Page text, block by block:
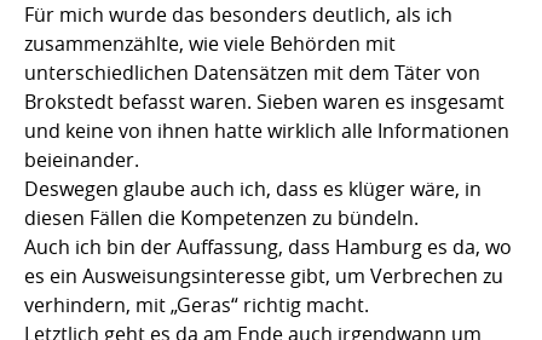
Für mich wurde das besonders deutlich, als ich
zusammenzählte, wie viele Behörden mit
unterschiedlichen Datensätzen mit dem Täter von
Brokstedt befasst waren. Sieben waren es insgesamt
und keine von ihnen hatte wirklich alle Informationen
beieinander.
Deswegen glaube auch ich, dass es klüger wäre, in
diesen Fällen die Kompetenzen zu bündeln.
Auch ich bin der Auffassung, dass Hamburg es da, wo
es ein Ausweisungsinteresse gibt, um Verbrechen zu
verhindern, mit „Geras“ richtig macht.
Letztlich geht es da am Ende auch irgendwann um